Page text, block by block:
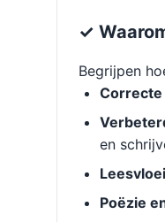
✓
Begrijpen
en
Poëzie